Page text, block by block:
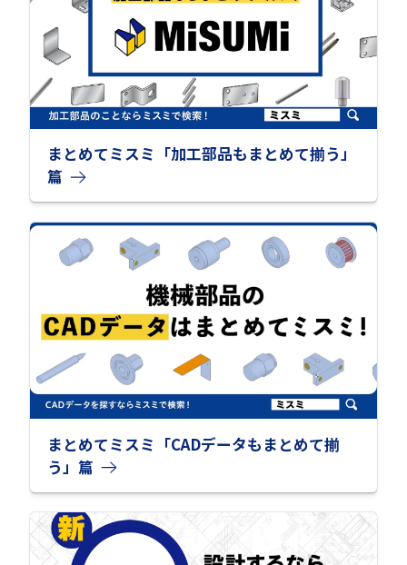
まとめてミスミ「加工部品もまとめて揃う」
篇
まとめてミスミ「CADデータもまとめて揃
う」篇